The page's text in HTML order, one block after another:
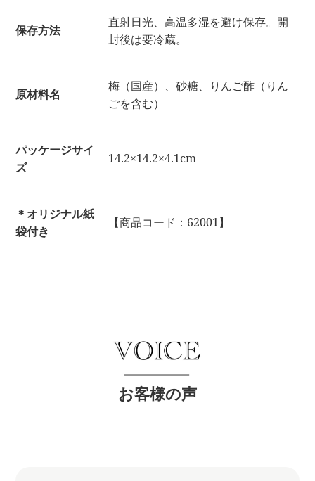
保存方法
直射日光、高温多湿を避け保存。開
封後は要冷蔵。
原材料名
梅（国産）、砂糖、りんご酢（りん
ごを含む）
パッケージサイ
ズ
14.2×14.2×4.1cm
＊オリジナル紙
袋付き
【商品コード：62001】
お客様の声